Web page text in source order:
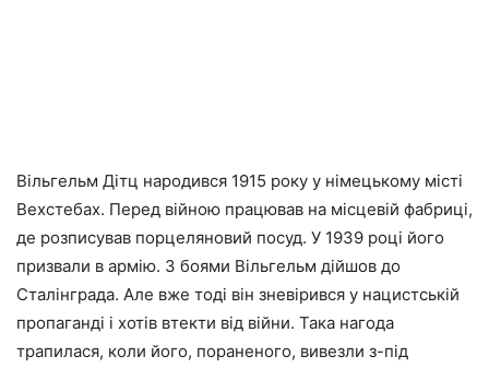
Вільгельм Дітц народився 1915 року у німецькому місті
Вехстебах. Перед війною працював на місцевій фабриці,
де розписував порцеляновий посуд. У 1939 році його
призвали в армію. З боями Вільгельм дійшов до
Сталінграда. Але вже тоді він зневірився у нацистській
пропаганді і хотів втекти від війни. Така нагода
трапилася, коли його, пораненого, вивезли з-під